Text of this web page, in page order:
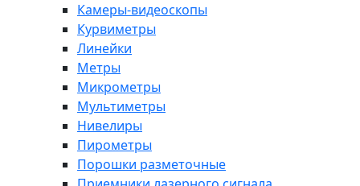
Камеры-видеоскопы
Курвиметры
Линейки
Метры
Микрометры
Мультиметры
Нивелиры
Пирометры
Порошки разметочные